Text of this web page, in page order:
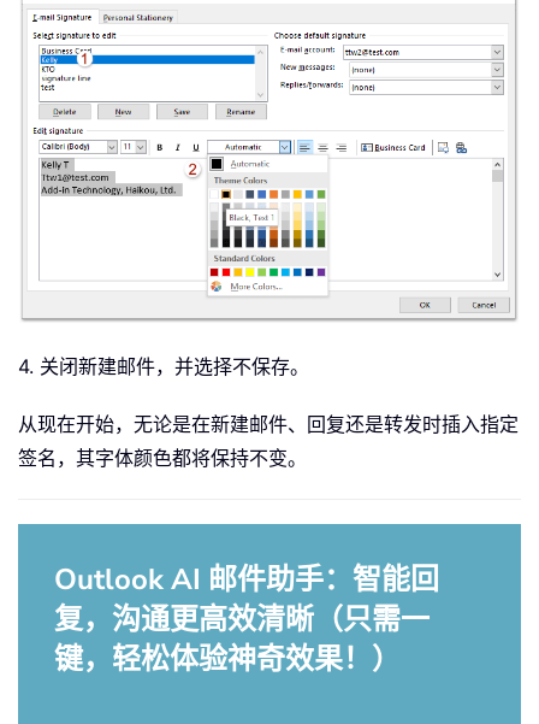
4. 关闭新建邮件，并选择不保存。
从现在开始，无论是在新建邮件、回复还是转发时插入指定
签名，其字体颜色都将保持不变。
Outlook AI 邮件助手：智能回
复，沟通更高效清晰（只需一
键，轻松体验神奇效果！）